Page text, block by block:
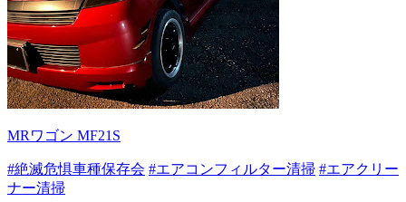
MRワゴン MF21S
#絶滅危惧車種保存会 #エアコンフィルター清掃 #エアクリー
ナー清掃